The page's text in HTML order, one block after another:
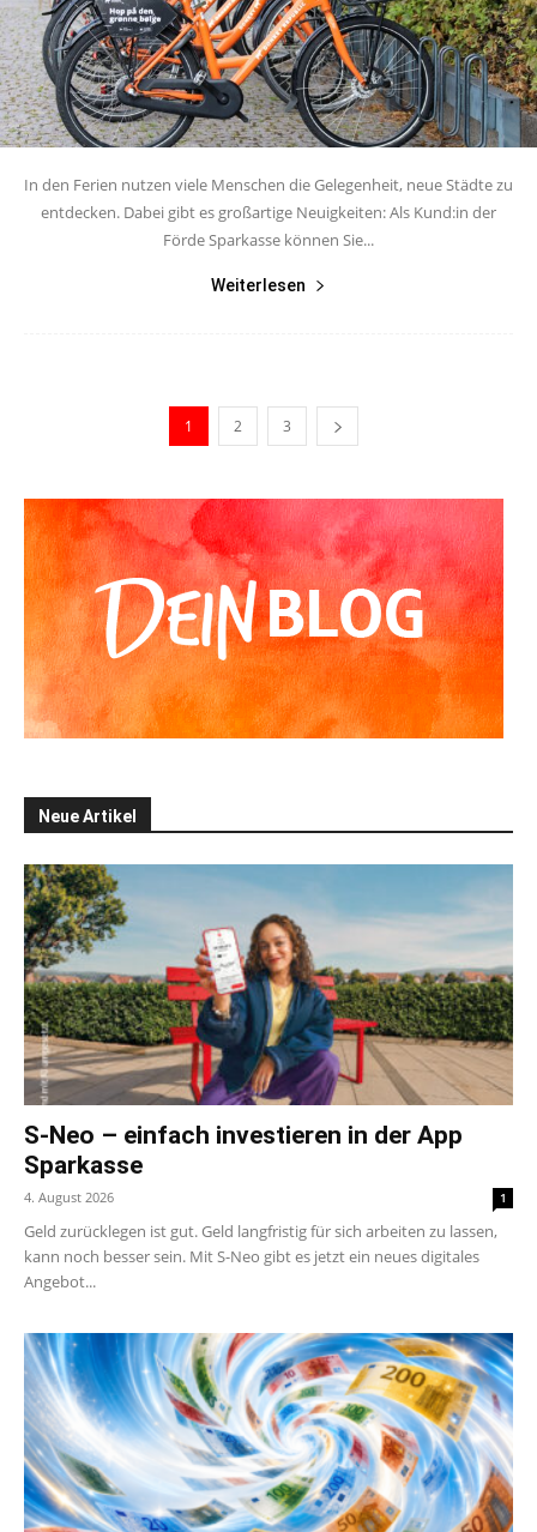
In den Ferien nutzen viele Menschen die Gelegenheit, neue Städte zu
entdecken. Dabei gibt es großartige Neuigkeiten: Als Kund:in der
Förde Sparkasse können Sie...
Weiterlesen
1 2 3
Neue Artikel
S-Neo – einfach investieren in der App
Sparkasse
4. August 2026 1
Geld zurücklegen ist gut. Geld langfristig für sich arbeiten zu lassen,
kann noch besser sein. Mit S-Neo gibt es jetzt ein neues digitales
Angebot...